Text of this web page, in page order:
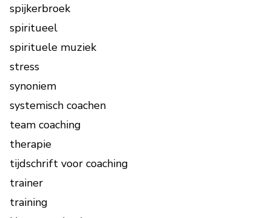
spijkerbroek
spiritueel
spirituele muziek
stress
synoniem
systemisch coachen
team coaching
therapie
tijdschrift voor coaching
trainer
training